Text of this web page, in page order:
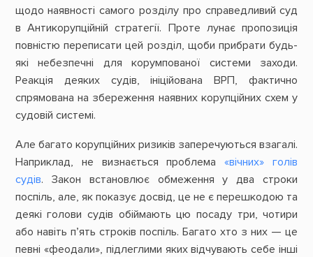
щодо наявності самого розділу про справедливий суд
в Антикорупційній стратегії. Проте лунає пропозиція
повністю переписати цей розділ, щоби прибрати будь-
які небезпечні для корумпованої системи заходи.
Реакція деяких судів, ініційована ВРП, фактично
спрямована на збереження наявних корупційних схем у
судовій системі.
Але багато корупційних ризиків заперечуються взагалі.
Наприклад, не визнається проблема«вічних» голів
судів. Закон встановлює обмеження у два строки
поспіль, але, як показує досвід, це не є перешкодою та
деякі голови судів обіймають цю посаду три, чотири
або навіть п’ять строків поспіль. Багато хто з них — це
певні «феодали», підлеглими яких відчувають себе інші